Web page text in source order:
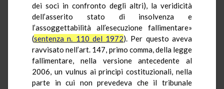
dei soci in confronto degli altri), la veridicità
dell’asserito stato di insolvenza e
l’assoggettabilità all’esecuzione fallimentare»
(sentenza n. 110 del 1972). Per questo aveva
ravvisato nell’art. 147, primo comma, della legge
fallimentare, nella versione antecedente al
2006, un vulnus ai principi costituzionali, nella
parte in cui non prevedeva che il tribunale